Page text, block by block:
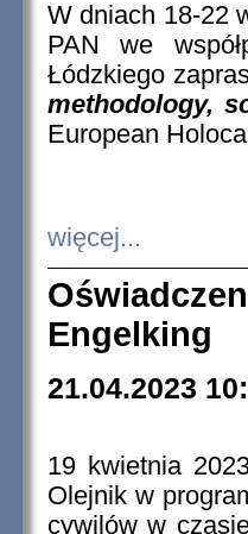
W dniach 18-22
PAN we
Łódzkiego
methodology,
European
więcej...
Engelking
21.04.2023
19 kwietnia
Olejnik w
cywilów w